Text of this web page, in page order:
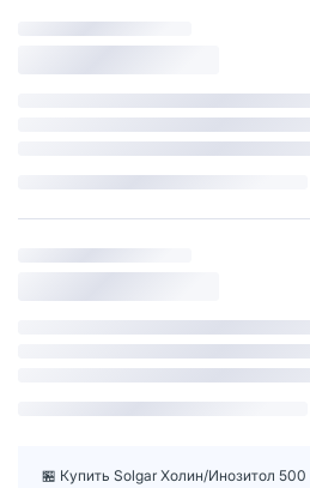
🏪 Купить Solgar Холин/Инозитол